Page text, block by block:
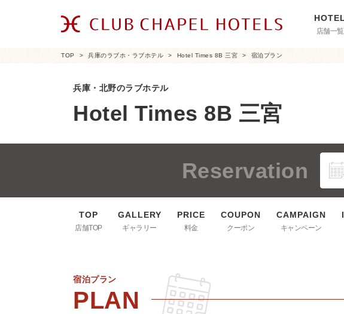
店舗一覧
TOP 兵庫のラブホ・ラブホテル Hotel Times 8B 三宮 宿泊プラン
兵庫・北野のラブホテル
Hotel Times 8B 三宮
Reservation
店舗TOP ギャラリー 料金 クーポン キャンペーン
宿泊プラン